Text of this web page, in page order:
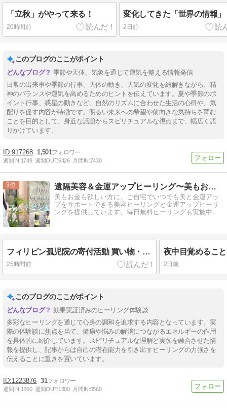
「立秋」がやって来る！
20時間前
変化してきた「世界の情報
2日前
このブログのここがポイント
季節や天体、気象を通じて運気を整える情報発信
日常の出来事や季節の行事、天体の動き、天気の変化を紐解きながら、精
神のバランスや運気を高めるためのヒントを伝えています。夏や季節のポ
イント行事、惑星の動きなど、自然のリズムに合わせた生活の心得や、気
配りを促す内容が特徴です。明るい未来への希望や前向きな気持ちを育む
ことを目的として、身近な話題からスピリチュアルな視点まで、幅広く語
りかけています。
917268 1,501
週間IN:1749 週間OUT:6426 月間IN:7430
3 遠隔美容＆金運アップヒーリング〜美もお金も手に入れたい方に
美もお金も欲しい方に、ご自宅でいつでも美と金運アッ
プをサポートできる美容ヒーリングと金運アップヒーリ
ングを提供しています。毎日無料ヒーリングも実施中。
フィリピン孤児院の寄付活動 買い物・寄付・孤児院紹介・子どもたちとの交流
25時間前 2日前
このブログのここがポイント
効果実証済みのヒーリング体験談
多彩なヒーリングを通じて心身の調和を追求する内容となっています。実
際の体験談に焦点を当て、健康や悩みの解消につながるエネルギーの作用
を具体的に紹介しています。スピリチュアルな理解と実践を融合させた情
報を提供し、記事からは自己の潜在能力を引き出すヒーリングの力強さを
伝えることに重きを置いています。
1223876 31
週間IN:1260 週間OUT:1300 月間IN:5560